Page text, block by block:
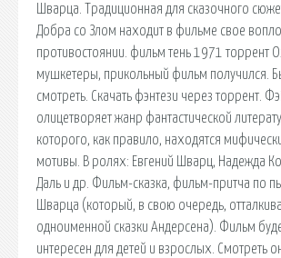
Шварца. Традиционная для сказочного
Добра со Злом находит в фильме свое
противостоянии. фильм тень 1971 торрент
мушкетеры, прикольный фильм получился.
смотреть. Скачать фэнтези через торрент.
олицетворяет жанр фантастической
которого, как правило, находятся
мотивы. В ролях: Евгений Шварц, Надежда
Даль и др. Фильм-сказка, фильм-притча по
Шварца (который, в свою очередь,
одноименной сказки Андерсена). Фильм
интересен для детей и взрослых. Смотреть